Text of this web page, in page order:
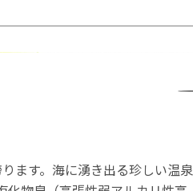
ます。海に湧き出る珍しい温泉